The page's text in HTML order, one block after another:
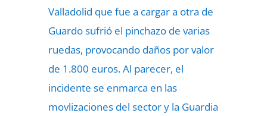
Valladolid que fue a cargar a otra de
Guardo sufrió el pinchazo de varias
ruedas, provocando daños por valor
de 1.800 euros. Al parecer, el
incidente se enmarca en las
movlizaciones del sector y la Guardia